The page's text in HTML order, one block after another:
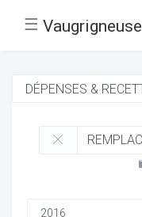
☰ Vaugrigneuse